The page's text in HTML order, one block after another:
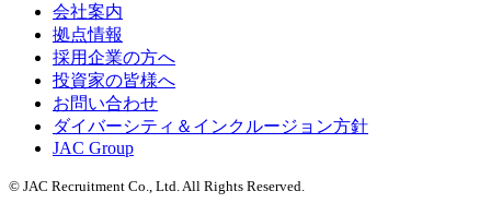
会社案内
拠点情報
採用企業の方へ
投資家の皆様へ
お問い合わせ
ダイバーシティ＆インクルージョン方針
JAC Group
© JAC Recruitment Co., Ltd. All Rights Reserved.